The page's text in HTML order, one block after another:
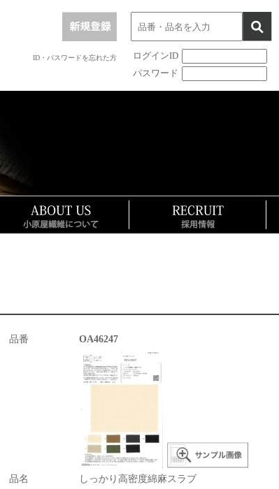
ID・パスワードを忘れた方
ログインID
パスワード
品番 OA46247
品名
しっかり高密度綿麻スラブ